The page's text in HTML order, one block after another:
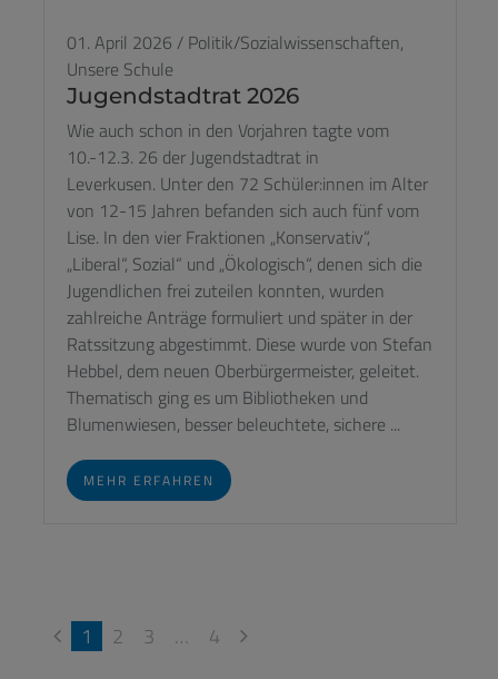
01. April 2026 / Politik/Sozialwissenschaften,
Unsere Schule
Jugendstadtrat 2026
Wie auch schon in den Vorjahren tagte vom
10.-12.3. 26 der Jugendstadtrat in
Leverkusen. Unter den 72 Schüler:innen im Alter
von 12-15 Jahren befanden sich auch fünf vom
Lise. In den vier Fraktionen „Konservativ“,
„Liberal“, Sozial“ und „Ökologisch“, denen sich die
Jugendlichen frei zuteilen konnten, wurden
zahlreiche Anträge formuliert und später in der
Ratssitzung abgestimmt. Diese wurde von Stefan
Hebbel, dem neuen Oberbürgermeister, geleitet.
Thematisch ging es um Bibliotheken und
Blumenwiesen, besser beleuchtete, sichere ...
MEHR ERFAHREN
1 2 3 … 4